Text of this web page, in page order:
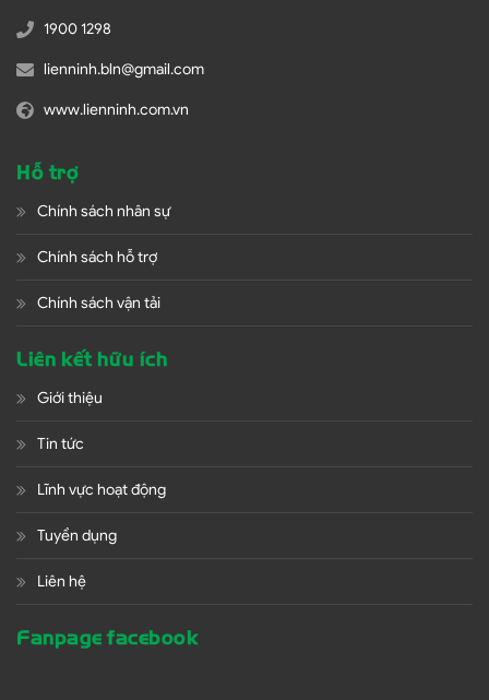
1900 1298
lienninh.bln@gmail.com
www.lienninh.com.vn
Hỗ trợ
Chính sách nhân sự
Chính sách hỗ trợ
Chính sách vận tải
Liên kết hữu ích
Giới thiệu
Tin tức
Lĩnh vực hoạt động
Tuyển dụng
Liên hệ
Fanpage facebook